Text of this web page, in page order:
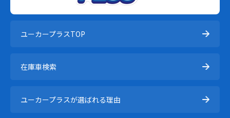
ユーカープラスTOP
在庫⾞検索
ユーカープラスが選ばれる理由